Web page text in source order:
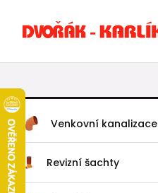
Venkovní kanalizace
Revizní šachty